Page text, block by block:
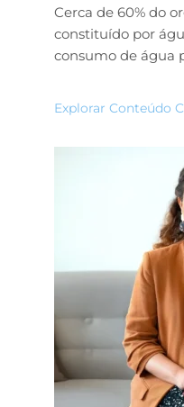
Cerca de 60% do
constituído por
consumo de água
Explorar Conteúdo